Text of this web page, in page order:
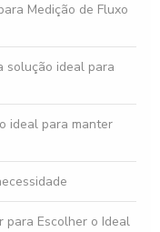
Medição de Fluxo
solução ideal para
ideal para manter
para Escolher o Ideal